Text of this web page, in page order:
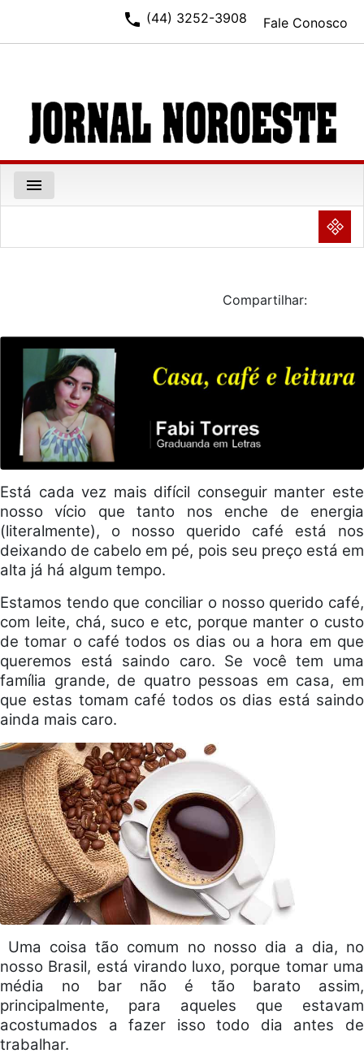
Fale Conosco
phone (44) 3252-3908
menu
NULL
Compartilhar:
Está cada vez mais difícil conseguir manter este
nosso vício que tanto nos enche de energia
(literalmente), o nosso querido café está nos
deixando de cabelo em pé, pois seu preço está em
alta já há algum tempo.
Estamos tendo que conciliar o nosso querido café,
com leite, chá, suco e etc, porque manter o custo
de tomar o café todos os dias ou a hora em que
queremos está saindo caro. Se você tem uma
família grande, de quatro pessoas em casa, em
que estas tomam café todos os dias está saindo
ainda mais caro.
Uma coisa tão comum no nosso dia a dia, no
nosso Brasil, está virando luxo, porque tomar uma
média no bar não é tão barato assim,
principalmente, para aqueles que estavam
acostumados a fazer isso todo dia antes de
trabalhar.